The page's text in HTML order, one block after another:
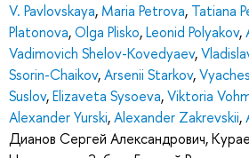
V. Pavlovskaya, Maria Petrova, Tatiana
Platonova,Olga Plisko,Leonid Polyakov,
Vadimovich Shelov-Kovedyaev,
Ssorin-Chaikov,Arsenii Starkov,
Suslov,Elizaveta Sysoeva,Viktoria
Alexander Yurski,Alexander Zakrevskii,
Дианов Сергей Александрович,